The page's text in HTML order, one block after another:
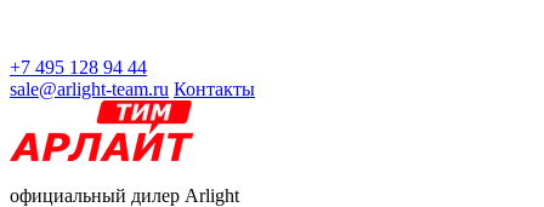
+7 495 128 94 44
sale@arlight-team.ru Контакты
официальный дилер Arlight